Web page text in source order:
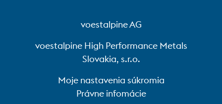
2015-2016
tepelného spracovania –
popúšťacia/nitridačná pec
voestalpine AG
voestalpine High Performance Metals
Slovakia, s.r.o.
Moje nastavenia súkromia
Právne infomácie